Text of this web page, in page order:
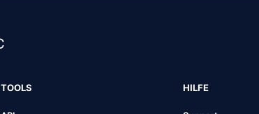
TOOLS HILFE